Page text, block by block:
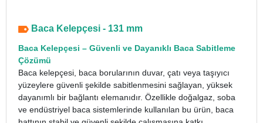
Baca Kelepçesi - 131 mm
Baca Kelepçesi – Güvenli ve Dayanıklı Baca Sabitleme
Çözümü
Baca kelepçesi, baca borularının duvar, çatı veya taşıyıcı
yüzeylere güvenli şekilde sabitlenmesini sağlayan, yüksek
dayanımlı bir bağlantı elemanıdır. Özellikle doğalgaz, soba
ve endüstriyel baca sistemlerinde kullanılan bu ürün, baca